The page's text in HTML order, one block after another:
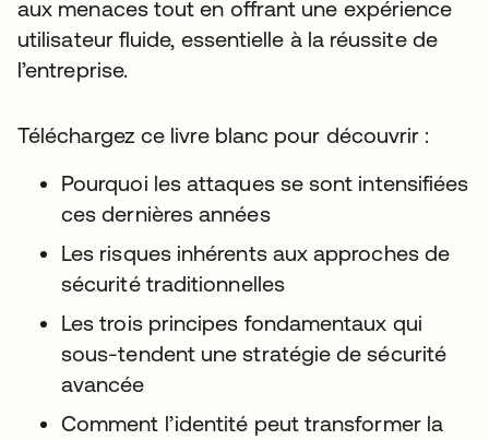
aux menaces tout en offrant une expérience
utilisateur fluide, essentielle à la réussite de
l’entreprise.
Téléchargez ce livre blanc pour découvrir :
Pourquoi les attaques se sont intensifiées
ces dernières années
Les risques inhérents aux approches de
sécurité traditionnelles
Les trois principes fondamentaux qui
sous-tendent une stratégie de sécurité
avancée
Comment l’identité peut transformer la